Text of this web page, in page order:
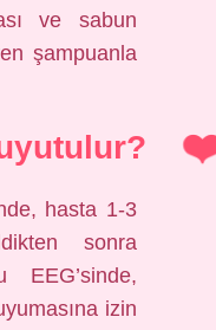
ve sabun
şampuanla
hasta 1-3
sonra
EEG’sinde,
izin